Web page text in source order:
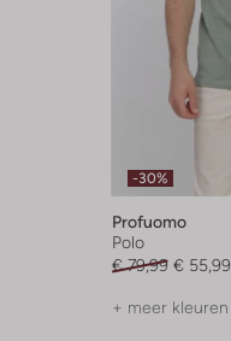
-30%
Profuomo
Polo
€ 79,99 € 55,99
+ meer kleuren